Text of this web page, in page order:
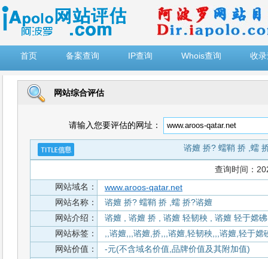
首页
备案查询 IP查询 Whois查询 收
网站综合评估
请输入您要评估的网址：
谘嬗 挢? 蠕鞘 挢 ,蠕
查询时间：
网站域名：
www.aroos-qatar.net
网站名称：
谘嬗 挢? 蠕鞘 挢 ,蠕 挢?谘嬗
网站介绍：
谘嬗 , 谘嬗 挢 , 谘嬗 轻韧秧 , 谘嬗 轻于嫦
网站标签：
,,谘嬗,,,谘嬗,挢,,,谘嬗,轻韧秧,,,谘嬗,轻于
网站价值：
-元(不含域名价值,品牌价值及其附加值)